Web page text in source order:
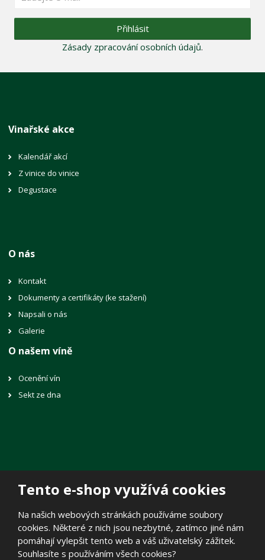
Tento e-shop využívá cookies
Na našich webových stránkách používáme soubory
cookies. Některé z nich jsou nezbytné, zatímco jiné nám
pomáhají vylepšit tento web a váš uživatelský zážitek.
Souhlasíte s používáním všech cookies?
Přihlásit
Zásady zpracování osobních údajů.
Vinařské akce
Kalendář akcí
Z vinice do vinice
Degustace
O nás
Kontakt
Dokumenty a certifikáty (ke stažení)
Napsali o nás
Galerie
O našem víně
Ocenění vín
Sekt ze dna
Prohlášení o přístupnosti |Mapa stránek |Zásady zpracování
osobních údajů|Politika cookies
VYROBILA
E
B